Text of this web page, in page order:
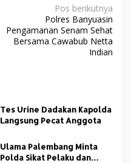
Pos berikutnya
Polres Banyuasin
Pengamanan Senam Sehat
Bersama Cawabub Netta
Indian
Tes Urine Dadakan Kapolda
Langsung Pecat Anggota
Ulama Palembang Minta
Polda Sikat Pelaku dan